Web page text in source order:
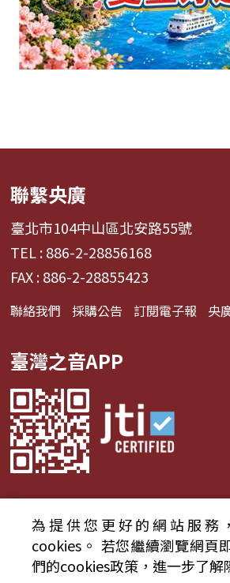
聯繫央廣
臺北市104中山區北安路55號
TEL : 886-2-28856168
FAX : 886-2-28855423
聯絡我們 採購公告 訂閱電子報 央
臺灣之音APP
© 2024財團法人中央廣播電
資通安全政策聲明
服務條款
為提供您更好的網站服務
cookies。 若您繼續瀏覽網頁
們的cookies政策，進一步了解